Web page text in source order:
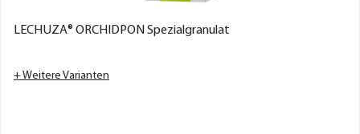
LECHUZA® ORCHIDPON Spezialgranulat
+ Weitere Varianten